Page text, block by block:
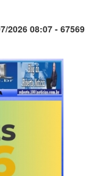
2026 08:07 - 67569